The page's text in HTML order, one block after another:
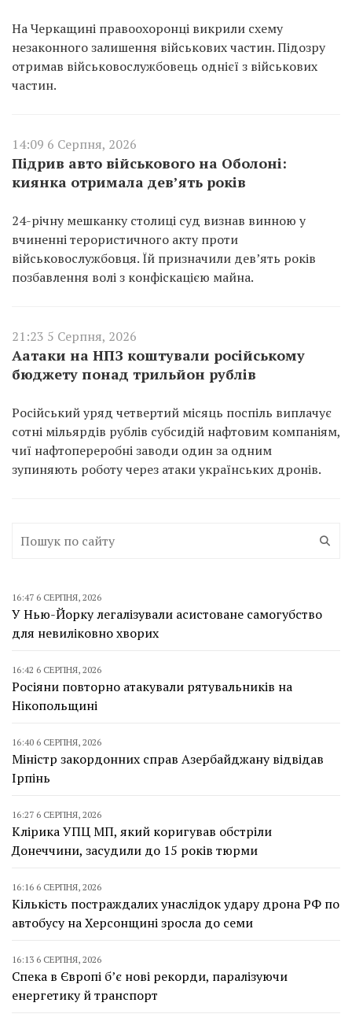
На Черкащині правоохоронці викрили схему
незаконного залишення військових частин. Підозру
отримав військовослужбовець однієї з військових
частин.
14:09 6 Серпня, 2026
Підрив авто військового на Оболоні:
киянка отримала дев’ять років
24-річну мешканку столиці суд визнав винною у
вчиненні терористичного акту проти
військовослужбовця. Їй призначили дев’ять років
позбавлення волі з конфіскацією майна.
21:23 5 Серпня, 2026
Аатаки на НПЗ коштували російському
бюджету понад трильйон рублів
Російський уряд четвертий місяць поспіль виплачує
сотні мільярдів рублів субсидій нафтовим компаніям,
чиї нафтопереробні заводи один за одним
зупиняють роботу через атаки українських дронів.
16:47 6 СЕРПНЯ, 2026
У Нью-Йорку легалізували асистоване самогубство
для невиліковно хворих
16:42 6 СЕРПНЯ, 2026
Росіяни повторно атакували рятувальників на
Нікопольщині
16:40 6 СЕРПНЯ, 2026
Міністр закордонних справ Азербайджану відвідав
Ірпінь
16:27 6 СЕРПНЯ, 2026
Клірика УПЦ МП, який коригував обстріли
Донеччини, засудили до 15 років тюрми
16:16 6 СЕРПНЯ, 2026
Кількість постраждалих унаслідок удару дрона РФ по
автобусу на Херсонщині зросла до семи
16:13 6 СЕРПНЯ, 2026
Спека в Європі б’є нові рекорди, паралізуючи
енергетику й транспорт